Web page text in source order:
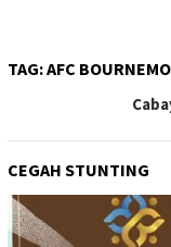
TAG:AFC
CEGAH STUNTING